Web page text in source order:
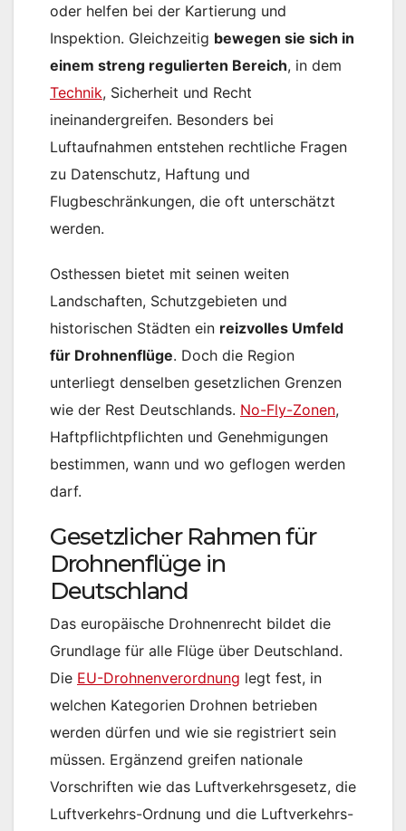
oder helfen bei der Kartierung und
Inspektion. Gleichzeitig bewegen sie sich in
einem streng regulierten Bereich, in dem
Technik, Sicherheit und Recht
ineinandergreifen. Besonders bei
Luftaufnahmen entstehen rechtliche Fragen
zu Datenschutz, Haftung und
Flugbeschränkungen, die oft unterschätzt
werden.
Osthessen bietet mit seinen weiten
Landschaften, Schutzgebieten und
historischen Städten ein reizvolles Umfeld
für Drohnenflüge. Doch die Region
unterliegt denselben gesetzlichen Grenzen
wie der Rest Deutschlands. No-Fly-Zonen,
Haftpflichtpflichten und Genehmigungen
bestimmen, wann und wo geflogen werden
darf.
Gesetzlicher Rahmen für
Drohnenflüge in
Deutschland
Das europäische Drohnenrecht bildet die
Grundlage für alle Flüge über Deutschland.
Die EU-Drohnenverordnung legt fest, in
welchen Kategorien Drohnen betrieben
werden dürfen und wie sie registriert sein
müssen. Ergänzend greifen nationale
Vorschriften wie das Luftverkehrsgesetz, die
Luftverkehrs-Ordnung und die Luftverkehrs-